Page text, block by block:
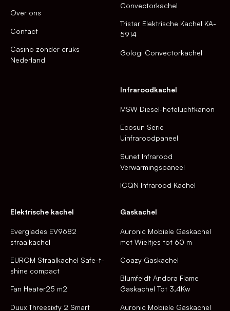
Over ons
Contact
Casino zonder cruks
Nederland
Convectorkachel
Tristar Elektrische Kachel KA-
5914
Gologi Convectorkachel
Infraroodkachel
MSW Diesel-heteluchtkanon
Ecosun Serie
Uinfraroodpaneel
Sunet Infrarood
Verwarmingspaneel
ICQN Infrarood Kachel
Elektrische kachel
Everglades EV9682
straalkachel
EUROM Straalkachel Safe-t-
shine compact
Fan Heater25 m2
Duux Threesixty 2 Smart
Gaskachel
Auronic Mobiele Gaskachel
met Wieltjes tot 60 m
Coazy Gaskachel
Blumfeldt Andora Flame
Gaskachel Tot 3,4Kw
Auronic Mobiele Gaskachel